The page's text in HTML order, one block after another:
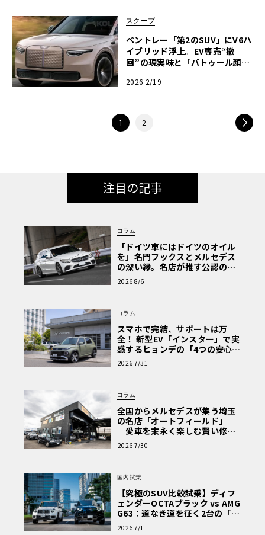
スクープ
ベントレー「第2のSUV」にV6ハ
イブリッド浮上。EV専売“撤
回”の現実味と「バトゥール顔」
2026 2/19
1 2
注目の記事
コラム
「ドイツ車にはドイツのオイル
を」名門フックスとメルセデス
の深い縁。名店が推す公認の安
心と、Cクラスで味わうシルキー
な走り〈PR〉
2026 8/6
コラム
スマホで完結、サポートは万
全！ 新型EV「インスター」で実
感するヒョンデの「4つの安心」
【第1回・ヒョンデ6つの疑問：
Why? Hyundai?】〈PR〉
2026 7/31
コラム
全国からメルセデスが集う埼玉
の名店「オートフィールド」─
─愛車を末永く楽しむ賢い修理
術と、プロがフックス製オイル
を選ぶ理由〈PR〉
2026 7/30
国内試乗
【究極のSUV比較試乗】ディフ
ェンダーOCTAブラック vs AMG
G63：道なき道を征く2台の「対
極的アプローチ」
2026 7/1